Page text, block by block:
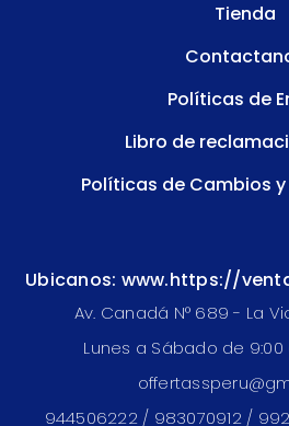
Tienda
Políticas de
Libro de
Políticas de Cambios
Ubicanos: www.https://
Av. Canadá N° 689 - La
Lunes a Sábado de 9:00
944506222 / 983070912 /